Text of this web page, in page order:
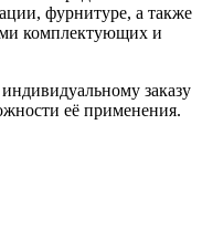
фурнитуре, а также
комплектующих и
заказу
её применения.